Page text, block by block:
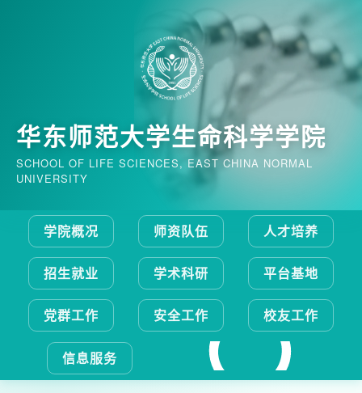
华东师范大学生命科学学院
SCHOOL OF LIFE SCIENCES, EAST CHINA NORMAL
UNIVERSITY
学院概况 师资队伍 人才培养
招生就业 学术科研 平台基地
党群工作 安全工作 校友工作
信息服务